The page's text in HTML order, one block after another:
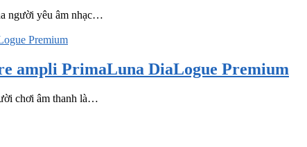
người yêu âm nhạc…
ampli PrimaLuna DiaLogue Premium
chơi âm thanh là…